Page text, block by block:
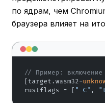
по ядрам, чем
браузера влияет на
// Пример:
[target.wasm32-
rustflags = [ "-C" ,